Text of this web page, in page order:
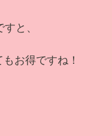
と、
お得ですね！